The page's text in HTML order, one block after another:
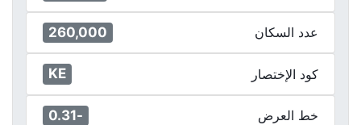
عدد السكان 260,000
كود الإختصار KE
خط العرض -0.31